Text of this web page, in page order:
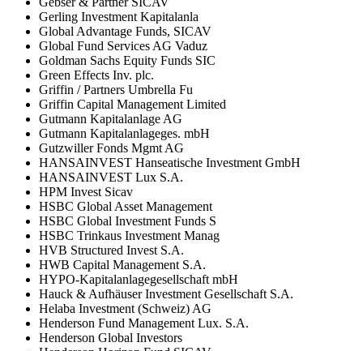
Gerling Investment Kapitalanla
Global Advantage Funds, SICAV
Global Fund Services AG Vaduz
Goldman Sachs Equity Funds SIC
Green Effects Inv. plc.
Griffin / Partners Umbrella Fu
Griffin Capital Management Limited
Gutmann Kapitalanlage AG
Gutmann Kapitalanlageges. mbH
Gutzwiller Fonds Mgmt AG
HANSAINVEST Hanseatische Investment GmbH
HANSAINVEST Lux S.A.
HPM Invest Sicav
HSBC Global Asset Management
HSBC Global Investment Funds S
HSBC Trinkaus Investment Manag
HVB Structured Invest S.A.
HWB Capital Management S.A.
HYPO-Kapitalanlagegesellschaft mbH
Hauck & Aufhäuser Investment Gesellschaft S.A.
Helaba Investment (Schweiz) AG
Henderson Fund Management Lux. S.A.
Henderson Global Investors